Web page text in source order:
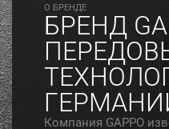
O БРЕНДЕ
БРЕНД
Компания GAPPO